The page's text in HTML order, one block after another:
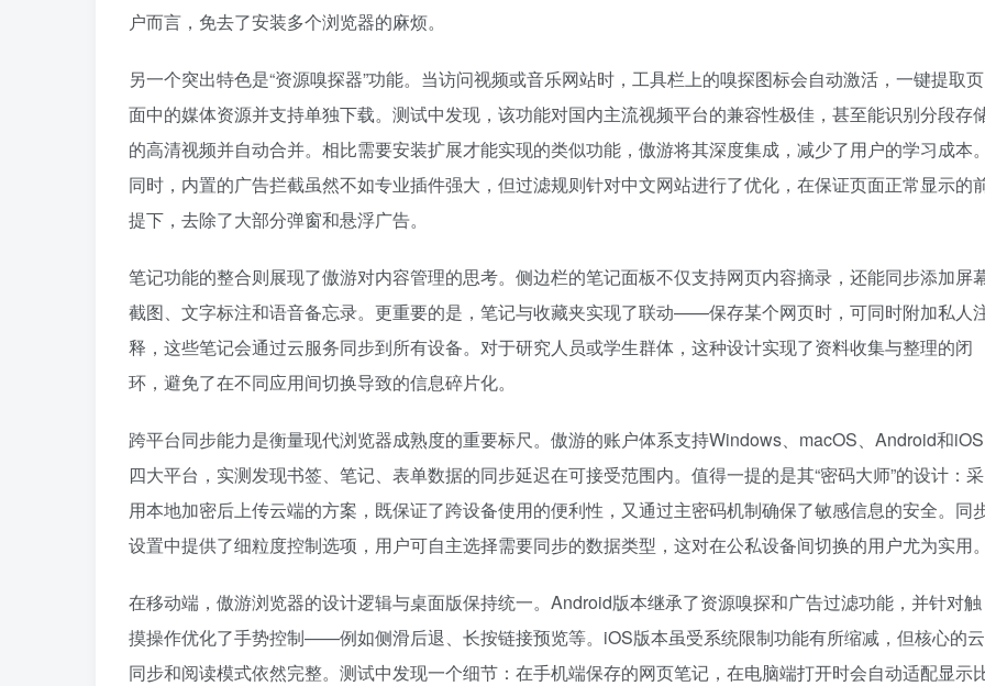
户而言，免去了安装多个浏览器的麻烦。
另一个突出特色是“资源嗅探器”功能。当访问视频或音乐网站时，工具栏上的嗅探图标会自动激活，一键提取页
面中的媒体资源并支持单独下载。测试中发现，该功能对国内主流视频平台的兼容性极佳，甚至能识别分段存
的高清视频并自动合并。相比需要安装扩展才能实现的类似功能，傲游将其深度集成，减少了用户的学习成本
同时，内置的广告拦截虽然不如专业插件强大，但过滤规则针对中文网站进行了优化，在保证页面正常显示的
提下，去除了大部分弹窗和悬浮广告。
笔记功能的整合则展现了傲游对内容管理的思考。侧边栏的笔记面板不仅支持网页内容摘录，还能同步添加屏
截图、文字标注和语音备忘录。更重要的是，笔记与收藏夹实现了联动——保存某个网页时，可同时附加私人
释，这些笔记会通过云服务同步到所有设备。对于研究人员或学生群体，这种设计实现了资料收集与整理的闭
环，避免了在不同应用间切换导致的信息碎片化。
跨平台同步能力是衡量现代浏览器成熟度的重要标尺。傲游的账户体系支持Windows、macOS、Android和iOS
四大平台，实测发现书签、笔记、表单数据的同步延迟在可接受范围内。值得一提的是其“密码大师”的设计：采
用本地加密后上传云端的方案，既保证了跨设备使用的便利性，又通过主密码机制确保了敏感信息的安全。同
设置中提供了细粒度控制选项，用户可自主选择需要同步的数据类型，这对在公私设备间切换的用户尤为实用
在移动端，傲游浏览器的设计逻辑与桌面版保持统一。Android版本继承了资源嗅探和广告过滤功能，并针对触
摸操作优化了手势控制——例如侧滑后退、长按链接预览等。iOS版本虽受系统限制功能有所缩减，但核心的云
同步和阅读模式依然完整。测试中发现一个细节：在手机端保存的网页笔记，在电脑端打开时会自动适配显示